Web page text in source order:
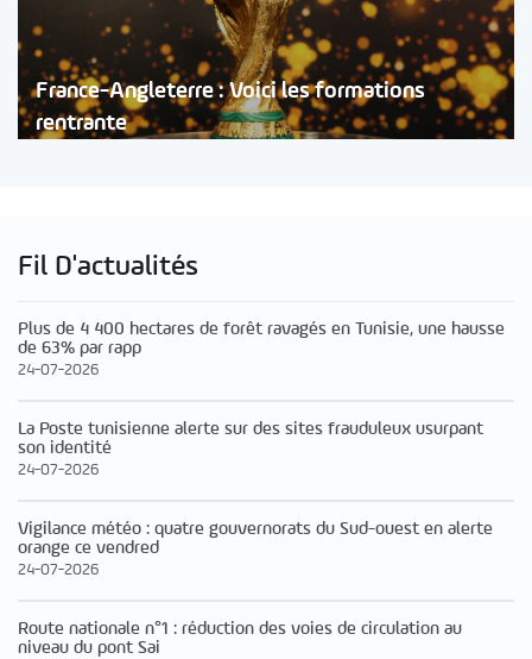
France-Angleterre : Voici les formations
rentrante
Fil D'actualités
Plus de 4 400 hectares de forêt ravagés en Tunisie, une hausse
de 63% par rapp
24-07-2026
La Poste tunisienne alerte sur des sites frauduleux usurpant
son identité
24-07-2026
Vigilance météo : quatre gouvernorats du Sud-ouest en alerte
orange ce vendred
24-07-2026
Route nationale n°1 : réduction des voies de circulation au
niveau du pont Sai